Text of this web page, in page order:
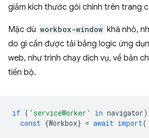
giảm kích thước gói chính trên trang
Mặc dù workbox-window khá nhỏ,
do gì cần được tải bằng logic ứng
web, như trình chạy dịch vụ, về bản
tiến bộ.
if ( 'serviceWorker' in navigator)
const {Workbox} = await import(